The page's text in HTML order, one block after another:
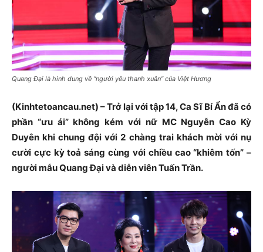
Quang Đại là hình dung về “người yêu thanh xuân” của Việt Hương
(Kinhtetoancau.net) – Trở lại với tập 14, Ca Sĩ Bí Ẩn đã có
phần “ưu ái” không kém với nữ MC Nguyễn Cao Kỳ
Duyên khi chung đội với 2 chàng trai khách mời với nụ
cười cực kỳ toả sáng cùng với chiều cao “khiêm tốn” –
người mẫu Quang Đại và diễn viên Tuấn Trần.